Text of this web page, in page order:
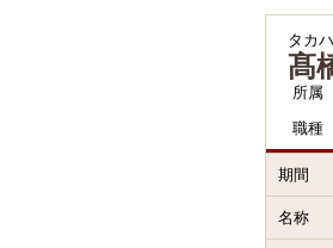
タカ
髙
所属
職種
期間
名称